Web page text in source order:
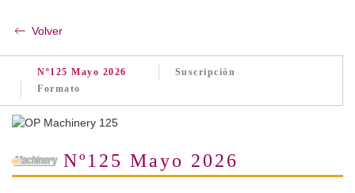
Volver
Nº125 Mayo 2026
Suscripción
Formato
Nº125 Mayo 2026